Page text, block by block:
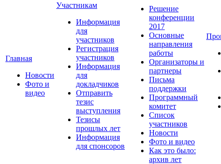
Главная
Новости
Фото и
видео
Участникам
Информация
для
участников
Регистрация
участников
Информация
для
докладчиков
Отправить
тезис
выступления
Тезисы
прошлых лет
Информация
для спонсоров
Решение
конференции
2017
Основные
направления
работы
Организаторы и
партнеры
Письма
поддержки
Программный
комитет
Список
участников
Новости
Фото и видео
Как это было:
архив лет